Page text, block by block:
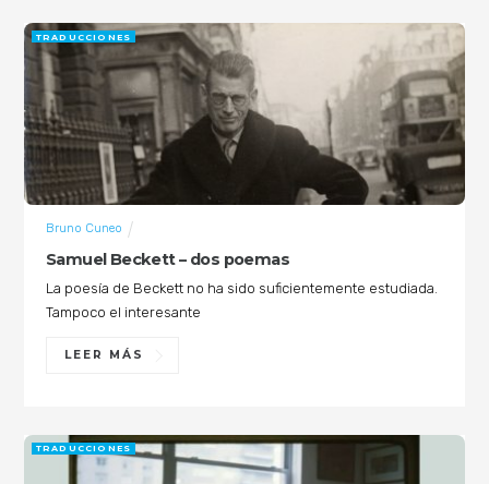
Samuel Beckett – dos poemas
Bruno Cuneo
TRADUCCIONES
La poesía de Beckett no ha sido suficientemente estudiada.
Tampoco el interesante
LEER MÁS
TRADUCCIONES